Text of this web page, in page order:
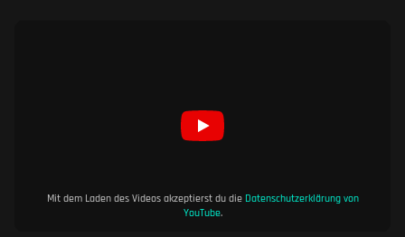
Mit dem Laden des Videos akzeptierst du die Datenschutzerklärung von
YouTube.